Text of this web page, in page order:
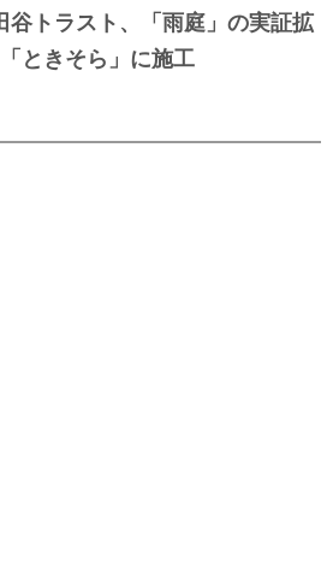
谷トラスト、「雨庭」の実証拡
ときそら」に施工